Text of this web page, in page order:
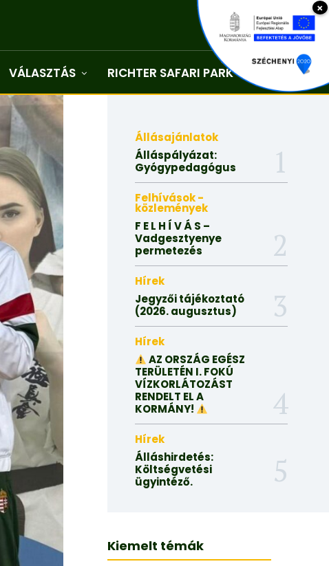
VÁLASZTÁS RICHTER SAFARI PARK Kapcsolat
Állásajánlatok
Álláspályázat:
Gyógypedagógus
Felhívások -
közlemények
F E L H Í V Á S –
Vadgesztyenye
permetezés
Hírek
Jegyzői tájékoztató
(2026. augusztus)
Hírek
AZ ORSZÁG EGÉSZ
TERÜLETÉN I. FOKÚ
VÍZKORLÁTOZÁST
RENDELT EL A
KORMÁNY!
Hírek
Álláshirdetés:
Költségvetési
ügyintéző.
Kiemelt témák
×